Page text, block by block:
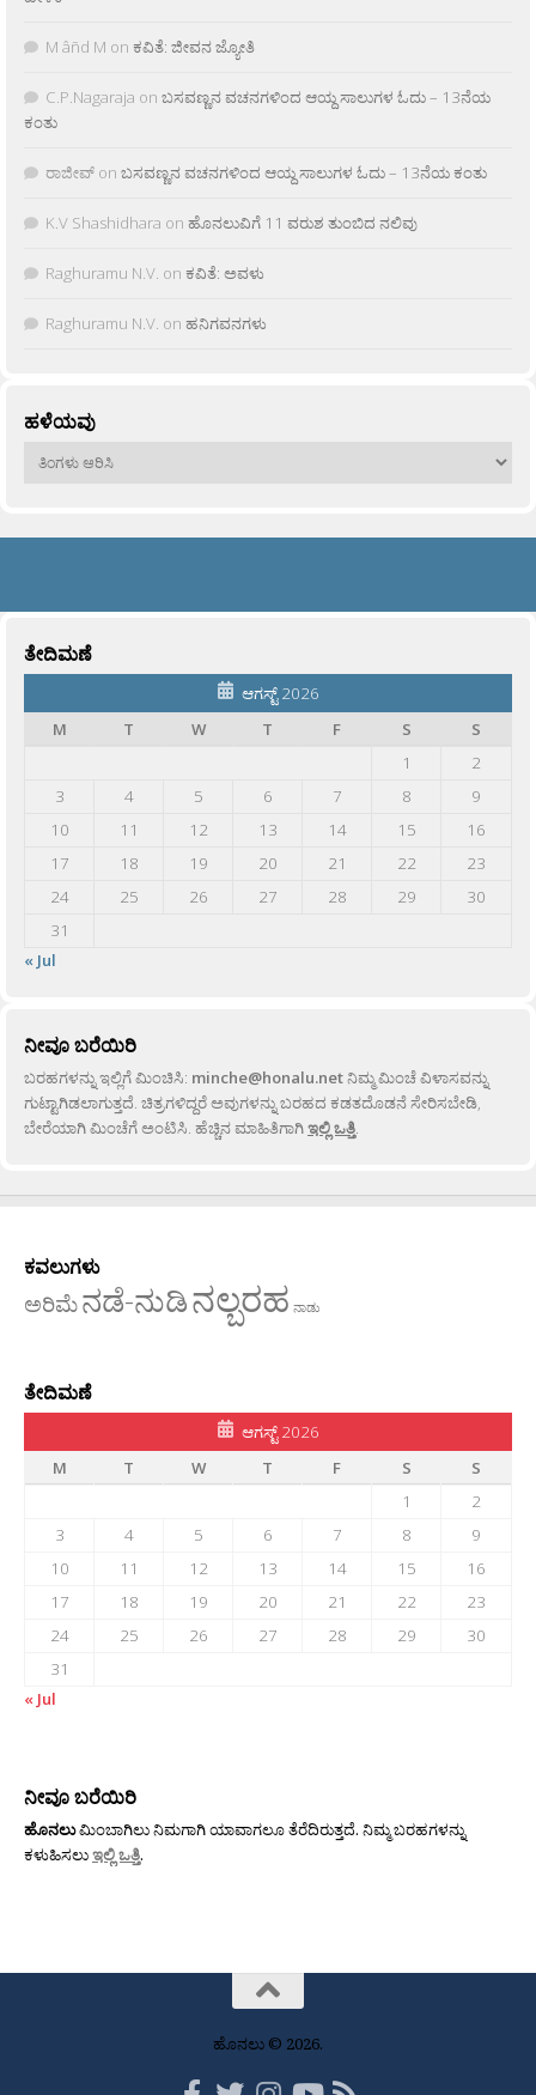
M âñd M on ಕವಿತೆ: ಜೀವನ ಜ್ಯೋತಿ
C.P.Nagaraja on ಬಸವಣ್ಣನ ವಚನಗಳಿಂದ ಆಯ್ದ ಸಾಲುಗಳ ಓದು – 13ನೆಯ
ಕಂತು
ರಾಜೀವ್ on ಬಸವಣ್ಣನ ವಚನಗಳಿಂದ ಆಯ್ದ ಸಾಲುಗಳ ಓದು – 13ನೆಯ ಕಂತು
K.V Shashidhara on ಹೊನಲುವಿಗೆ 11 ವರುಶ ತುಂಬಿದ ನಲಿವು
Raghuramu N.V. on ಕವಿತೆ: ಅವಳು
Raghuramu N.V. on ಹನಿಗವನಗಳು
ಹಳೆಯವು
ಹಳೆಯವು
ತೇದಿಮಣೆ
ಆಗಸ್ಟ್ 2026
M
T W T F S
S
1
2
3
4 5 6 7 8
9
10
11 12 13 14 15
16
17
18 19 20 21 22
23
24
25 26 27 28 29
30
31
« Jul
ನೀವೂ ಬರೆಯಿರಿ
ಬರಹಗಳನ್ನು ಇಲ್ಲಿಗೆ ಮಿಂಚಿಸಿ: minche@honalu.netನಿಮ್ಮ ಮಿಂಚೆ ವಿಳಾಸವನ್ನು
ಗುಟ್ಟಾಗಿಡಲಾಗುತ್ತದೆ. ಚಿತ್ರಗಳಿದ್ದರೆ ಅವುಗಳನ್ನು ಬರಹದ ಕಡತದೊಡನೆ ಸೇರಿಸಬೇಡಿ,
ಬೇರೆಯಾಗಿ ಮಿಂಚೆಗೆ ಅಂಟಿಸಿ. ಹೆಚ್ಚಿನ ಮಾಹಿತಿಗಾಗಿಇಲ್ಲಿ ಒತ್ತಿ.
ಕವಲುಗಳು
ಅರಿಮೆನಡೆ-ನುಡಿನಲ್ಬರಹ ನಾಡು
ತೇದಿಮಣೆ
ಆಗಸ್ಟ್ 2026
M
T W T F S
S
1
2
3
4 5 6 7 8
9
10
11 12 13 14 15
16
17
18 19 20 21 22
23
24
25 26 27 28 29
30
31
« Jul
ನೀವೂ ಬರೆಯಿರಿ
ಹೊನಲುಮಿಂಬಾಗಿಲು ನಿಮಗಾಗಿ ಯಾವಾಗಲೂ ತೆರೆದಿರುತ್ತದೆ. ನಿಮ್ಮ ಬರಹಗಳನ್ನು
ಕಳುಹಿಸಲುಇಲ್ಲಿ ಒತ್ತಿ.
ಹೊನಲು © 2026.